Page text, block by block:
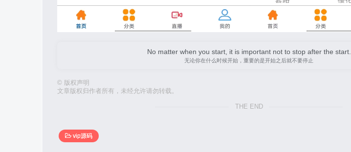
No matter when you start, it is important not to stop after the start.
无论你在什么时候开始，重要的是开始之后就不要停止
© 版权声明
文章版权归作者所有，未经允许请勿转载。
THE END
vip源码